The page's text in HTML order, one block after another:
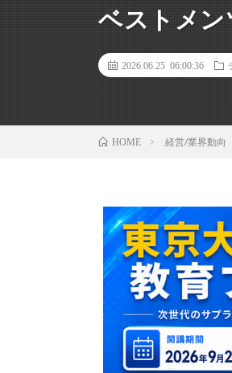
ベストメン
2026.06.25 06:00:36
HOME 経営/業界動向